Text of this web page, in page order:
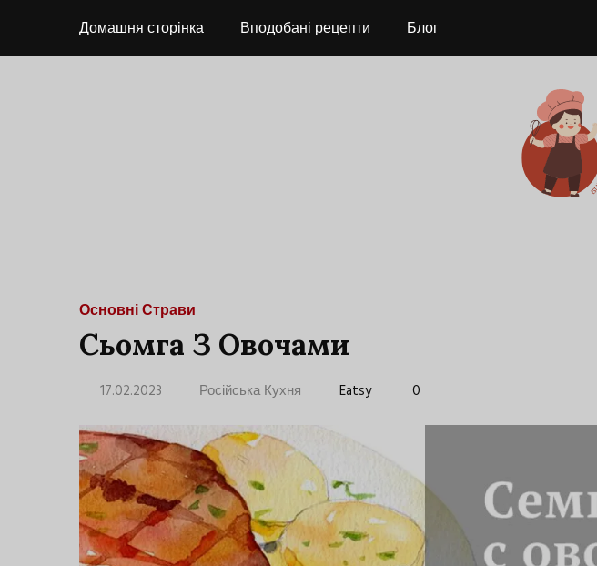
Домашня сторінка Вподобані рецепти Блог
Основні Страви
Сьомга З Овочами
17.02.2023 Російська Кухня Eatsy 0